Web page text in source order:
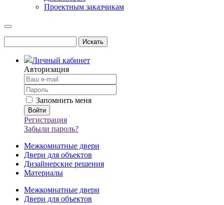
Проектным заказчикам
Личный кабинет
Авторизация
Запомнить меня
Регистрация
Забыли пароль?
Межкомнатные двери
Двери для объектов
Дизайнерские решения
Материалы
Межкомнатные двери
Двери для объектов